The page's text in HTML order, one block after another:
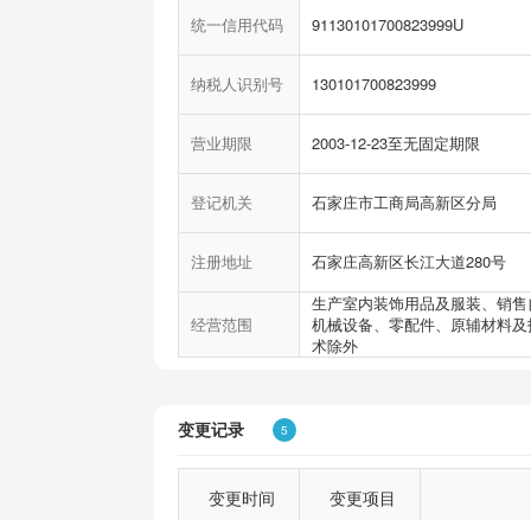
统一信用代码 91130101700823999U
纳税人识别号 130101700823999
营业期限 2003-12-23至无固定期限
登记机关 石家庄市工商局高新区分局
注册地址 石家庄高新区长江大道280号
经营范围
生产室内装饰用品及服装、销
机械设备、零配件、原辅材料
术除外
变更记录 5
变更时间 变更项目